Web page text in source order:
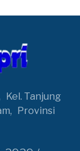
Kel. Tanjung
Provinsi